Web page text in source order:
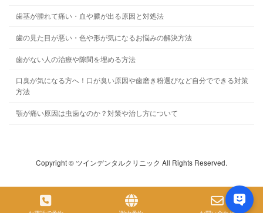
歯茎が腫れて痛い・血や膿が出る原因と対処法
歯の見た目が悪い・色や形が気になるお悩みの解決方法
歯がない人の治療や隙間を埋める方法
口臭が気になる方へ！口が臭い原因や歯磨き粉選びなど自分でできる対策
方法
顎が痛い原因は虫歯なのか？対策や治し方について
Copyright © ツインデンタルクリニック All Rights Reserved.